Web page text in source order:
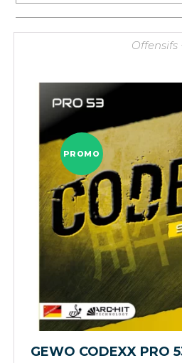
Offensifs
PROMO
GEWO CODEXX PRO